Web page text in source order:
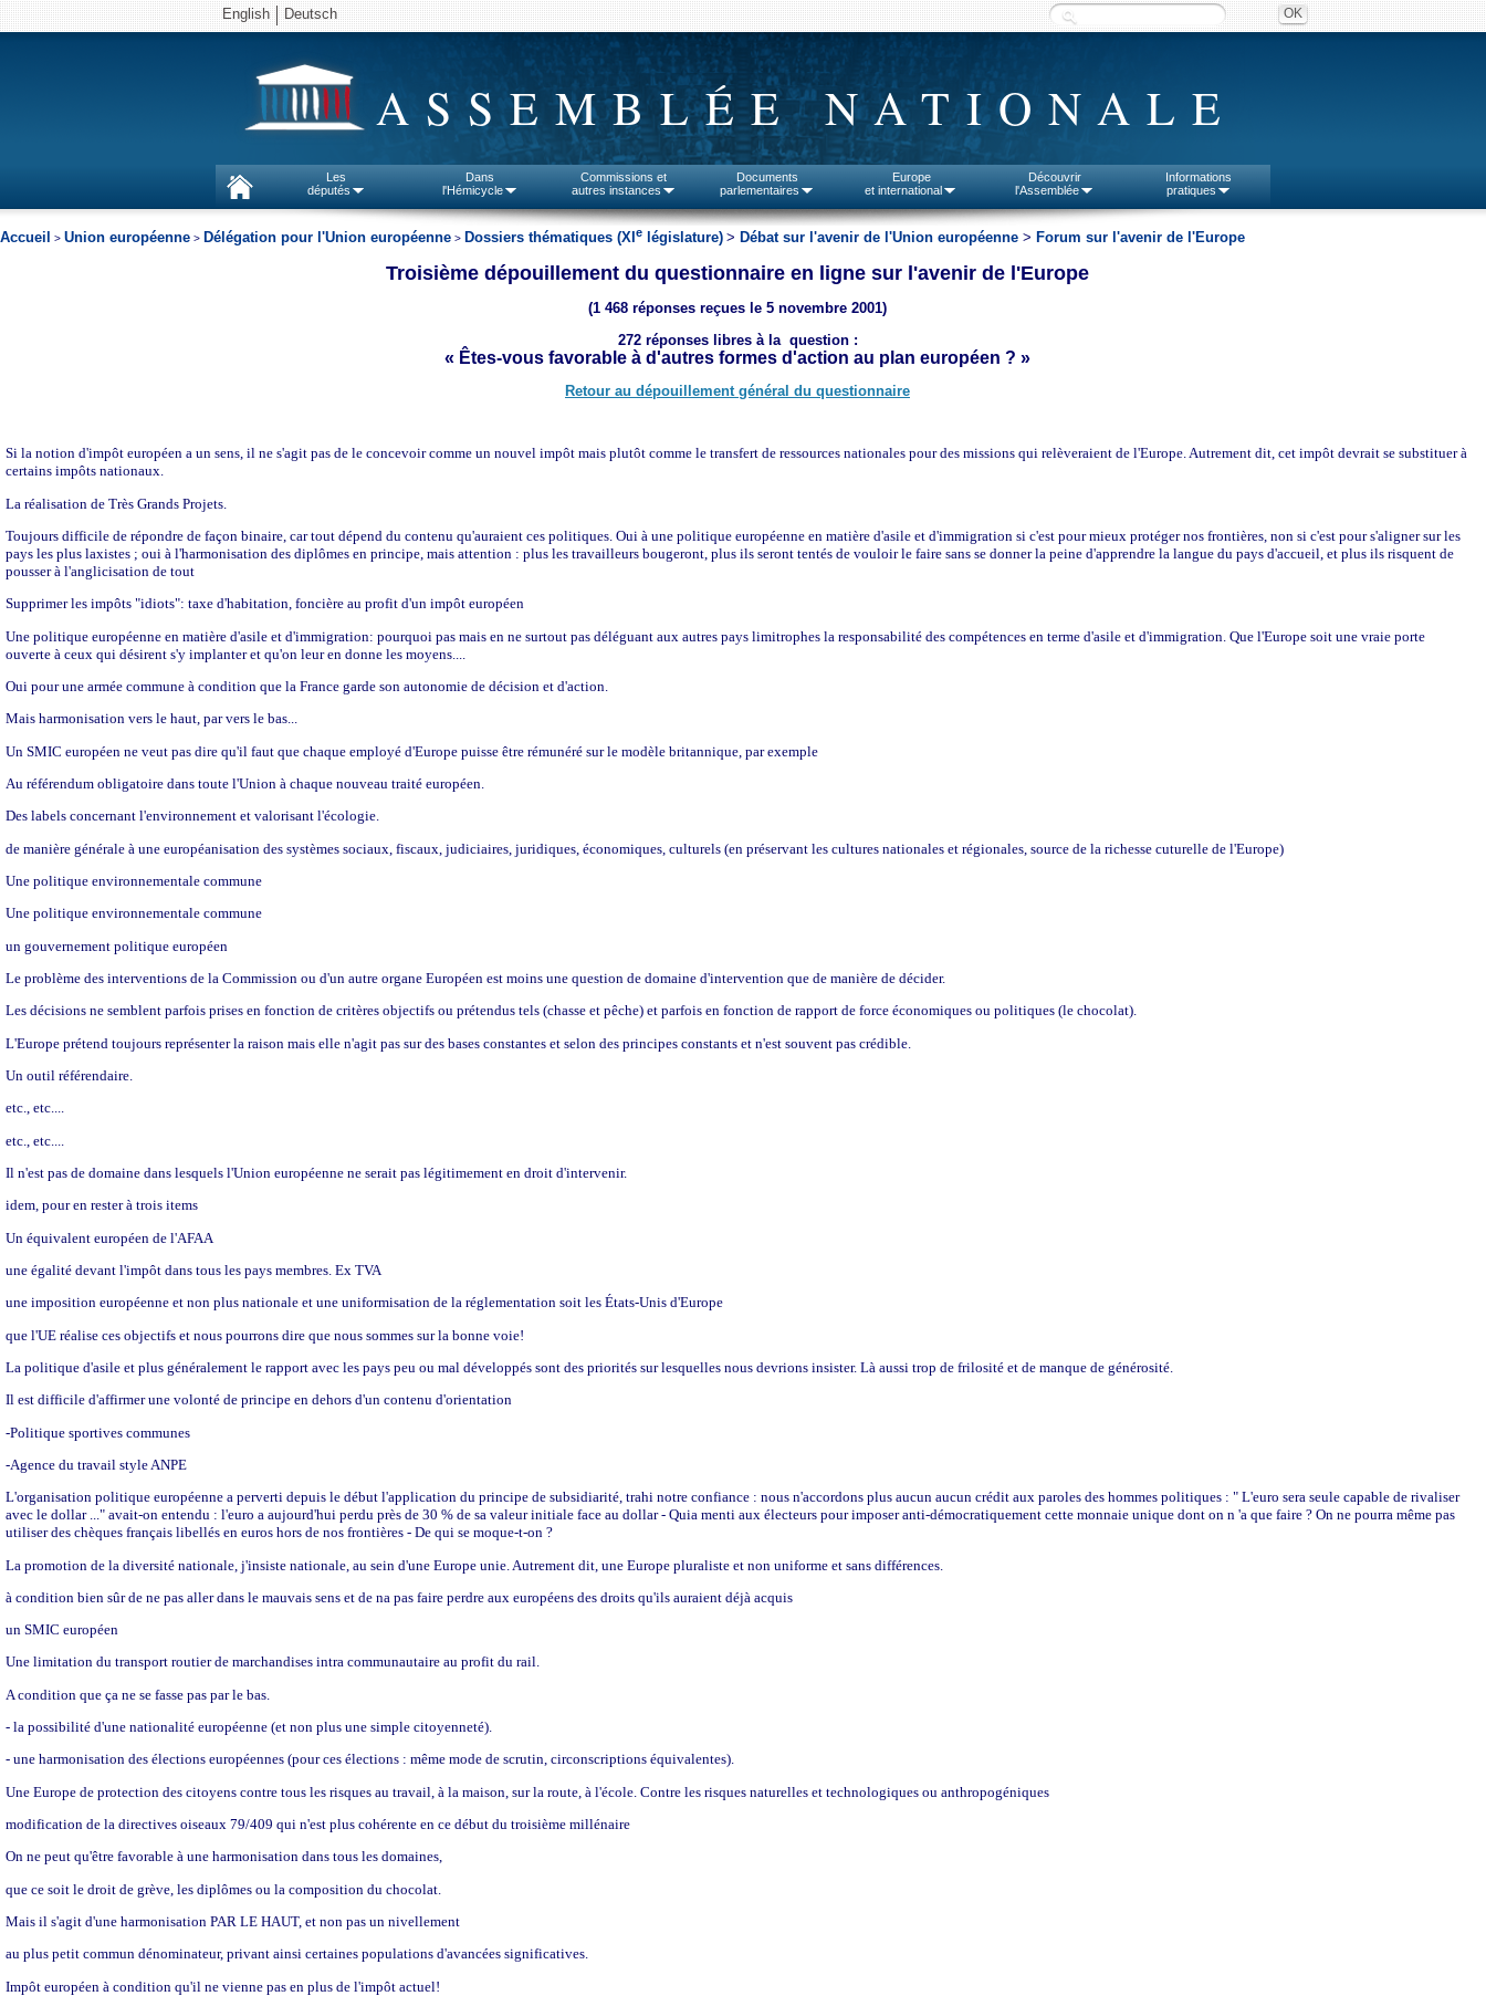
English Deutsch
ASSEMBLÉE NATIONALE
Les
députés
Dans
l'Hémicycle
Commissions et
autres instances
Documents
parlementaires
Europe
et international
Découvrir
l'Assemblée
Informations
pratiques
Accueil > Union européenne > Délégation pour l'Union européenne > Dossiers thématiques (XI e législature) > Débat sur l'avenir de l'Union européenne > Forum sur l'avenir de l'Europe
Troisième dépouillement du questionnaire en ligne sur l'avenir de l'Europe
(1 468 réponses reçues le 5 novembre 2001)
272 réponses libres à la question :
« Êtes-vous favorable à d'autres formes d'action au plan européen ? »
Retour au dépouillement général du questionnaire
Si la notion d'impôt européen a un sens, il ne s'agit pas de le concevoir comme un nouvel impôt mais plutôt comme le transfert de ressources nationales pour des missions qui relèveraient de l'Europe. Autrement dit, cet impôt devrait se substituer à
certains impôts nationaux.
La réalisation de Très Grands Projets.
Toujours difficile de répondre de façon binaire, car tout dépend du contenu qu'auraient ces politiques. Oui à une politique européenne en matière d'asile et d'immigration si c'est pour mieux protéger nos frontières, non si c'est pour s'aligner sur les
pays les plus laxistes ; oui à l'harmonisation des diplômes en principe, mais attention : plus les travailleurs bougeront, plus ils seront tentés de vouloir le faire sans se donner la peine d'apprendre la langue du pays d'accueil, et plus ils risquent de
pousser à l'anglicisation de tout
Supprimer les impôts "idiots": taxe d'habitation, foncière au profit d'un impôt européen
Une politique européenne en matière d'asile et d'immigration: pourquoi pas mais en ne surtout pas déléguant aux autres pays limitrophes la responsabilité des compétences en terme d'asile et d'immigration. Que l'Europe soit une vraie porte
ouverte à ceux qui désirent s'y implanter et qu'on leur en donne les moyens....
Oui pour une armée commune à condition que la France garde son autonomie de décision et d'action.
Mais harmonisation vers le haut, par vers le bas...
Un SMIC européen ne veut pas dire qu'il faut que chaque employé d'Europe puisse être rémunéré sur le modèle britannique, par exemple
Au référendum obligatoire dans toute l'Union à chaque nouveau traité européen.
Des labels concernant l'environnement et valorisant l'écologie.
de manière générale à une européanisation des systèmes sociaux, fiscaux, judiciaires, juridiques, économiques, culturels (en préservant les cultures nationales et régionales, source de la richesse cuturelle de l'Europe)
Une politique environnementale commune
Une politique environnementale commune
un gouvernement politique européen
Le problème des interventions de la Commission ou d'un autre organe Européen est moins une question de domaine d'intervention que de manière de décider.
Les décisions ne semblent parfois prises en fonction de critères objectifs ou prétendus tels (chasse et pêche) et parfois en fonction de rapport de force économiques ou politiques (le chocolat).
L'Europe prétend toujours représenter la raison mais elle n'agit pas sur des bases constantes et selon des principes constants et n'est souvent pas crédible.
Un outil référendaire.
etc., etc....
etc., etc....
Il n'est pas de domaine dans lesquels l'Union européenne ne serait pas légitimement en droit d'intervenir.
idem, pour en rester à trois items
Un équivalent européen de l'AFAA
une égalité devant l'impôt dans tous les pays membres. Ex TVA
une imposition européenne et non plus nationale et une uniformisation de la réglementation soit les États-Unis d'Europe
que l'UE réalise ces objectifs et nous pourrons dire que nous sommes sur la bonne voie!
La politique d'asile et plus généralement le rapport avec les pays peu ou mal développés sont des priorités sur lesquelles nous devrions insister. Là aussi trop de frilosité et de manque de générosité.
Il est difficile d'affirmer une volonté de principe en dehors d'un contenu d'orientation
-Politique sportives communes
-Agence du travail style ANPE
L'organisation politique européenne a perverti depuis le début l'application du principe de subsidiarité, trahi notre confiance : nous n'accordons plus aucun aucun crédit aux paroles des hommes politiques : " L'euro sera seule capable de rivaliser
avec le dollar ..." avait-on entendu : l'euro a aujourd'hui perdu près de 30 % de sa valeur initiale face au dollar - Quia menti aux électeurs pour imposer anti-démocratiquement cette monnaie unique dont on n 'a que faire ? On ne pourra même pas
utiliser des chèques français libellés en euros hors de nos frontières - De qui se moque-t-on ?
La promotion de la diversité nationale, j'insiste nationale, au sein d'une Europe unie. Autrement dit, une Europe pluraliste et non uniforme et sans différences.
à condition bien sûr de ne pas aller dans le mauvais sens et de na pas faire perdre aux européens des droits qu'ils auraient déjà acquis
un SMIC européen
Une limitation du transport routier de marchandises intra communautaire au profit du rail.
A condition que ça ne se fasse pas par le bas.
- la possibilité d'une nationalité européenne (et non plus une simple citoyenneté).
- une harmonisation des élections européennes (pour ces élections : même mode de scrutin, circonscriptions équivalentes).
Une Europe de protection des citoyens contre tous les risques au travail, à la maison, sur la route, à l'école. Contre les risques naturelles et technologiques ou anthropogéniques
modification de la directives oiseaux 79/409 qui n'est plus cohérente en ce début du troisième millénaire
On ne peut qu'être favorable à une harmonisation dans tous les domaines,
que ce soit le droit de grève, les diplômes ou la composition du chocolat.
Mais il s'agit d'une harmonisation PAR LE HAUT, et non pas un nivellement
au plus petit commun dénominateur, privant ainsi certaines populations d'avancées significatives.
Impôt européen à condition qu'il ne vienne pas en plus de l'impôt actuel!